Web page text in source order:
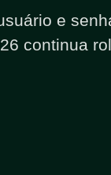
e
continua